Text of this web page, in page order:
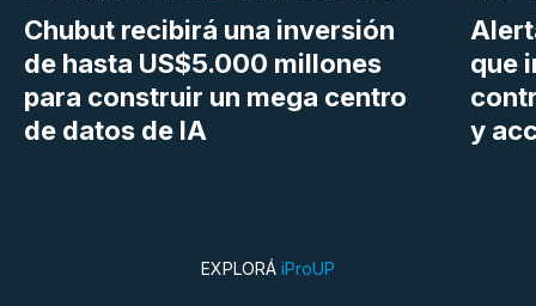
Chubut recibirá una inversión
de hasta US$5.000 millones
para construir un mega centro
de datos de IA
que
y
EXPLORÁ iProUP